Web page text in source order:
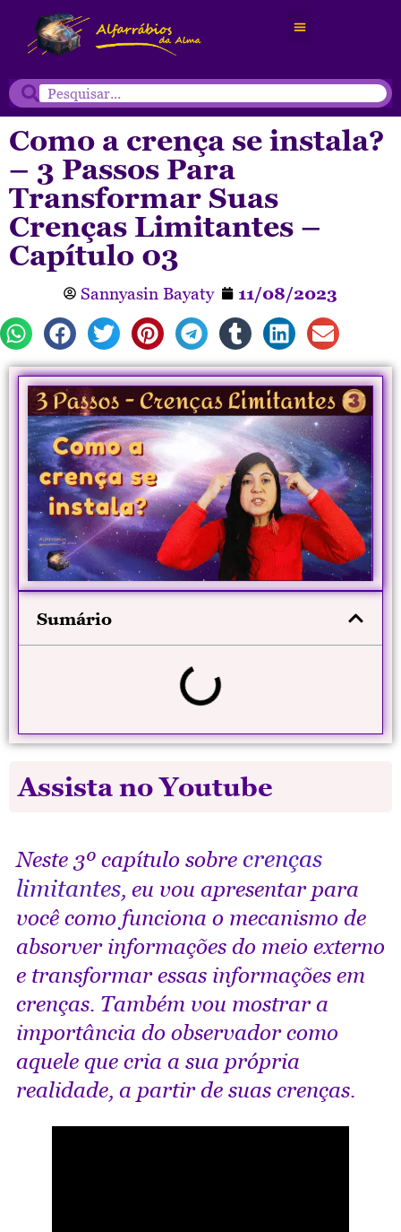
Como a crença se instala?
– 3 Passos Para
Transformar Suas
Crenças Limitantes –
Capítulo 03
Sannyasin Bayaty 11/08/2023
Sumário
Assista no Youtube
Neste 3º capítulo sobre crenças
limitantes, eu vou apresentar para
você como funciona o mecanismo de
absorver informações do meio externo
e transformar essas informações em
crenças. Também vou mostrar a
importância do observador como
aquele que cria a sua própria
realidade, a partir de suas crenças.